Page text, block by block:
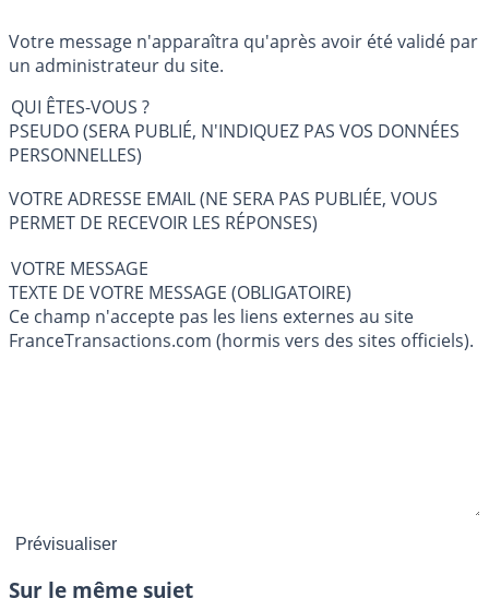
Votre message n'apparaîtra qu'après avoir été validé par
un administrateur du site.
QUI ÊTES-VOUS ?
PSEUDO (SERA PUBLIÉ, N'INDIQUEZ PAS VOS DONNÉES
PERSONNELLES)
VOTRE ADRESSE EMAIL (NE SERA PAS PUBLIÉE, VOUS
PERMET DE RECEVOIR LES RÉPONSES)
VOTRE MESSAGE
TEXTE DE VOTRE MESSAGE (OBLIGATOIRE)
Ce champ n'accepte pas les liens externes au site
FranceTransactions.com (hormis vers des sites officiels).